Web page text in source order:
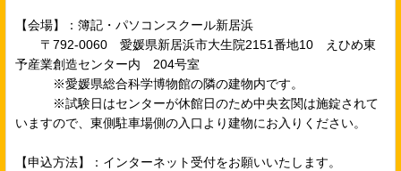
【会場】：簿記・パソコンスクール新居浜
〒792-0060 愛媛県新居浜市大生院2151番地10 えひめ東
予産業創造センター内 204号室
※愛媛県総合科学博物館の隣の建物内です。
※試験日はセンターが休館日のため中央玄関は施錠されて
いますので、東側駐車場側の入口より建物にお入りください。
【申込方法】：インターネット受付をお願いいたします。